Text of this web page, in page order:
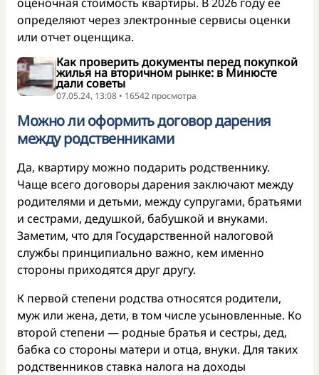
определяют через электронные сервисы оценки
или отчет оценщика.
Как проверить документы перед покупкой
жилья на вторичном рынке: в Минюсте
дали советы
07.05.24, 13:08 • 16542 просмотра
Можно ли оформить договор дарения
между родственниками
Да, квартиру можно подарить родственнику.
Чаще всего договоры дарения заключают между
родителями и детьми, между супругами, братьями
и сестрами, дедушкой, бабушкой и внуками.
Заметим, что для Государственной налоговой
службы принципиально важно, кем именно
стороны приходятся друг другу.
К первой степени родства относятся родители,
муж или жена, дети, в том числе усыновленные. Ко
второй степени — родные братья и сестры, дед,
бабка со стороны матери и отца, внуки. Для таких
родственников ставка налога на доходы